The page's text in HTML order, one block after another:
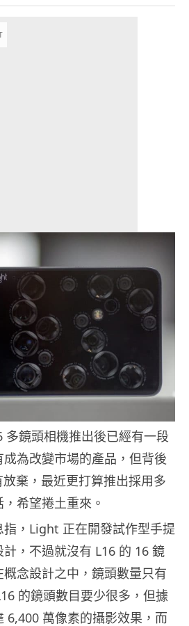
多鏡頭相機推出後已經有一段
為改變市場的產品，但背後
棄，最近更打算推出採用多
希望捲土重來。
，Light 正在開發試作型手提
，不過就沒有 L16 的 16 鏡
念設計之中，鏡頭數量只有
的鏡頭數目要少很多，但據
6,400 萬像素的攝影效果，而